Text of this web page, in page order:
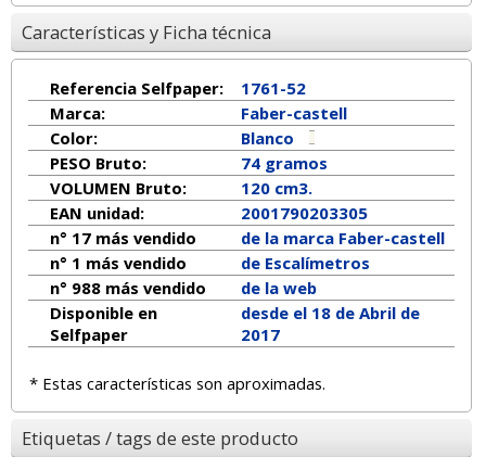
Características y Ficha técnica
Referencia Selfpaper:
1761-52
Marca:
Faber-castell
Color:
Blanco
PESO Bruto:
74 gramos
VOLUMEN Bruto:
120 cm3.
EAN unidad:
2001790203305
n° 17 más vendido
de la marca Faber-castell
n° 1 más vendido
de Escalímetros
n° 988 más vendido
de la web
Disponible en
Selfpaper
desde el 18 de Abril de
2017
* Estas características son aproximadas.
Etiquetas / tags de este producto